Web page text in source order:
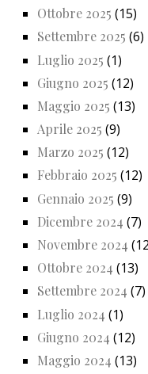
Ottobre 2025 (15)
Settembre 2025 (6)
Luglio 2025 (1)
Giugno 2025 (12)
Maggio 2025 (13)
Aprile 2025 (9)
Marzo 2025 (12)
Febbraio 2025 (12)
Gennaio 2025 (9)
Dicembre 2024 (7)
Novembre 2024
Ottobre 2024 (13)
Settembre 2024 (7)
Luglio 2024 (1)
Giugno 2024 (12)
Maggio 2024 (13)